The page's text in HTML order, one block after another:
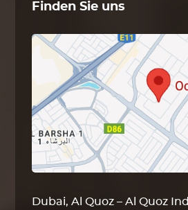
Finden Sie uns
Dubai, Al Quoz – Al Quoz